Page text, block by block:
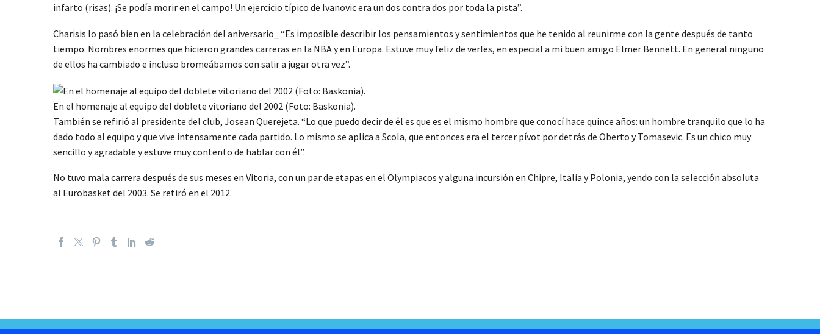
infarto (risas). ¡Se podía morir en el campo! Un ejercicio típico de Ivanovic era un dos contra dos por toda la pista”.
Charisis lo pasó bien en la celebración del aniversario_ “Es imposible describir los pensamientos y sentimientos que he tenido al reunirme con la gente después de tanto
tiempo. Nombres enormes que hicieron grandes carreras en la NBA y en Europa. Estuve muy feliz de verles, en especial a mi buen amigo Elmer Bennett. En general ninguno
de ellos ha cambiado e incluso bromeábamos con salir a jugar otra vez”.
En el homenaje al equipo del doblete vitoriano del 2002 (Foto: Baskonia).
También se refirió al presidente del club, Josean Querejeta. “Lo que puedo decir de él es que es el mismo hombre que conocí hace quince años: un hombre tranquilo que lo ha
dado todo al equipo y que vive intensamente cada partido. Lo mismo se aplica a Scola, que entonces era el tercer pívot por detrás de Oberto y Tomasevic. Es un chico muy
sencillo y agradable y estuve muy contento de hablar con él”.
No tuvo mala carrera después de sus meses en Vitoria, con un par de etapas en el Olympiacos y alguna incursión en Chipre, Italia y Polonia, yendo con la selección absoluta
al Eurobasket del 2003. Se retiró en el 2012.